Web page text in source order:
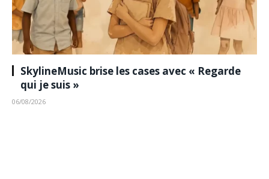
SkylineMusic brise les cases avec « Regarde
qui je suis »
06/08/2026